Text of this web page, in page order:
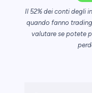
Il 52% dei conti degli
quando fanno
valutare se potete